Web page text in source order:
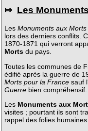
⤇ Les
Les Monuments aux Morts
lors des derniers conflits.
1870-1871 qui verront
Mortsdu pays.
Toutes les communes de
édifié après la guerre de
Morts pour la Francesauf
Guerrebien compréhensif.
Les Monuments aux
visites ; pourtant ils sont
rappel des folies humaines.